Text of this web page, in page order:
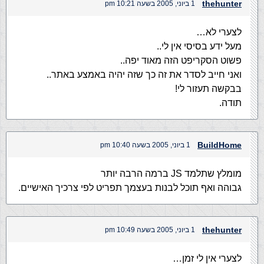
thehunter 1 ביוני, 2005 בשעה 10:21 pm
לצערי לא…
מעל ידע בסיסי אין לי..
פשוט הסקריפט הזה מאוד יפה..
ואני חייב לסדר את זה כך שזה יהיה באמצע באתר..
בבקשה תעזור לי!
תודה.
BuildHome 1 ביוני, 2005 בשעה 10:40 pm
מומלץ שתלמד JS ברמה הרבה יותר
גבוהה ואף תוכל לבנות בעצמך תפריט לפי צרכיך האישיים.
thehunter 1 ביוני, 2005 בשעה 10:49 pm
לצערי אין לי זמן…